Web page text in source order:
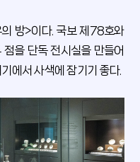
방>이다. 국보 제78호와
을 단독 전시실을 만들어
에서 사색에 잠기기 좋다.